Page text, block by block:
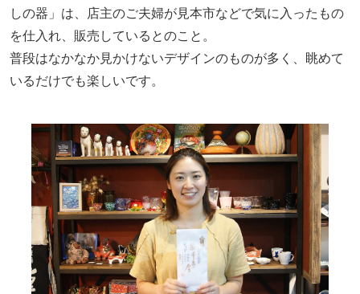
しの器」は、店主のご夫婦が見本市などで気に入ったもの
を仕入れ、販売しているとのこと。
普段はなかなか見かけないデザインのものが多く、眺めて
いるだけでも楽しいです。